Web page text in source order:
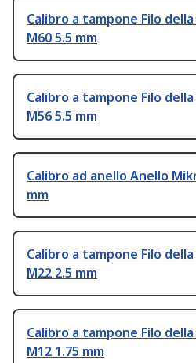
Calibro a tampone Filo
M60 5.5 mm
Calibro a tampone Filo
M56 5.5 mm
Calibro ad anello Anello
mm
Calibro a tampone Filo
M22 2.5 mm
Calibro a tampone Filo
M12 1.75 mm